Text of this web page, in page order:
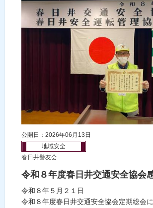
公開日：2026年06月13日
地域安全
春日井警友会
令和８年度春日井交通安全協会
令和８年５月２１日
令和８年度春日井交通安全協会定期総会